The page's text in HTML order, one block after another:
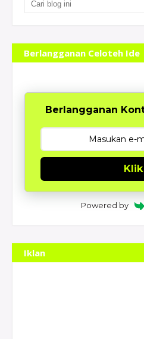
Berlangganan Celoteh Ide
Berlangganan
Klik
Powered by
Iklan